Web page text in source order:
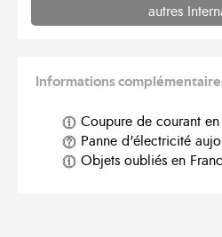
autres
Informations
Coupure de courant
Panne d'électricité
Objets oubliés en